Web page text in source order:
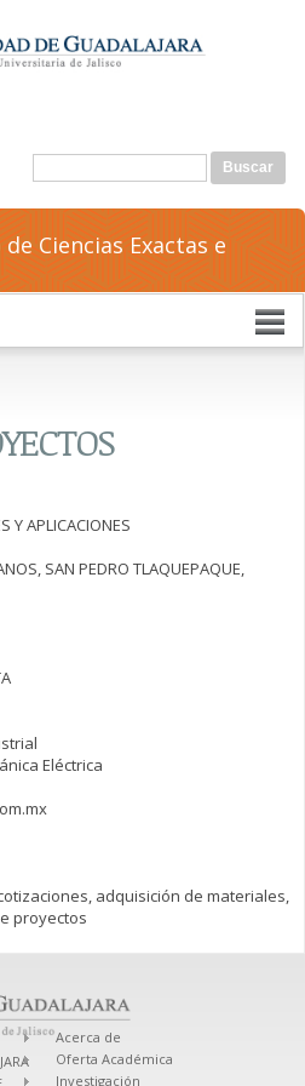
Formulario de búsqueda
Buscar
Ciencias Exactas e
Y APLICACIONES
SAN PEDRO TLAQUEPAQUE,
Eléctrica
adquisición de materiales,
proyectos
Acerca de
Oferta Académica
Investigación